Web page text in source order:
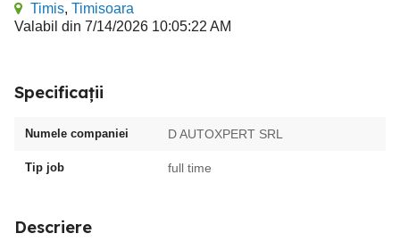
Timis, Timisoara
Valabil din 7/14/2026 10:05:22 AM
Specificații
Numele companiei D AUTOXPERT SRL
Tip job full time
Descriere